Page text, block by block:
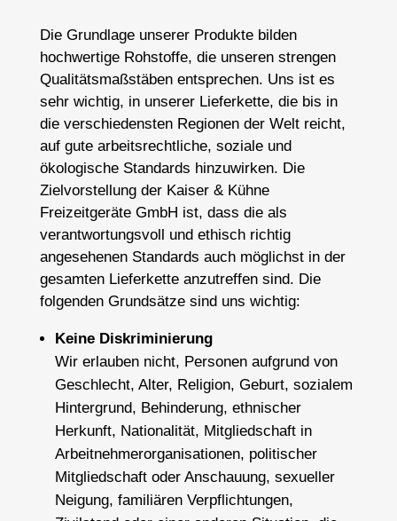
Die Grundlage unserer Produkte bilden
hochwertige Rohstoffe, die unseren strengen
Qualitätsmaßstäben entsprechen. Uns ist es
sehr wichtig, in unserer Lieferkette, die bis in
die verschiedensten Regionen der Welt reicht,
auf gute arbeitsrechtliche, soziale und
ökologische Standards hinzuwirken. Die
Zielvorstellung der Kaiser & Kühne
Freizeitgeräte GmbH ist, dass die als
verantwortungsvoll und ethisch richtig
angesehenen Standards auch möglichst in der
gesamten Lieferkette anzutreffen sind. Die
folgenden Grundsätze sind uns wichtig:
Keine Diskriminierung
Wir erlauben nicht, Personen aufgrund von
Geschlecht, Alter, Religion, Geburt, sozialem
Hintergrund, Behinderung, ethnischer
Herkunft, Nationalität, Mitgliedschaft in
Arbeitnehmerorganisationen, politischer
Mitgliedschaft oder Anschauung, sexueller
Neigung, familiären Verpflichtungen,